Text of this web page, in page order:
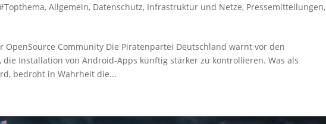
,Allgemein, Datenschutz, Infrastruktur und Netze, Pressemitteilungen,
OpenSource Community Die Piratenpartei Deutschland warnt vor den
die Installation von Android-Apps künftig stärker zu kontrollieren. Was als
bedroht in Wahrheit die...